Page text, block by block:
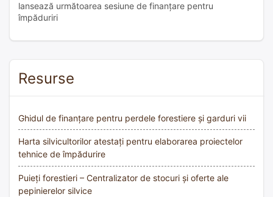
lansează următoarea sesiune de finanțare pentru
împăduriri
Resurse
Ghidul de finanțare pentru perdele forestiere și garduri vii
Harta silvicultorilor atestați pentru elaborarea proiectelor
tehnice de împădurire
Puieți forestieri – Centralizator de stocuri și oferte ale
pepinierelor silvice